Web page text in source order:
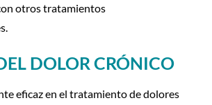
otros tratamientos
DOLOR CRÓNICO
eficaz en el tratamiento de dolores